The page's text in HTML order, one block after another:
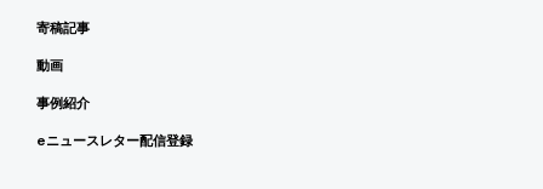
寄稿記事
動画
事例紹介
eニュースレター配信登録